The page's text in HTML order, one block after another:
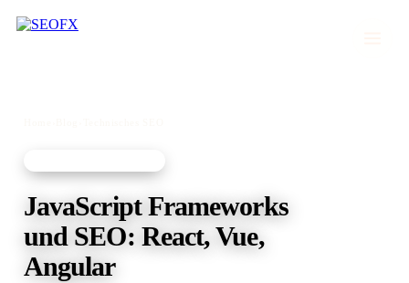
JavaScript Frameworks
und SEO: React, Vue,
Angular